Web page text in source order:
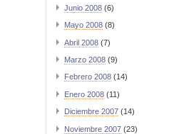
Junio 2008 (6)
Mayo 2008 (8)
Abril 2008 (7)
Marzo 2008 (9)
Febrero 2008 (14)
Enero 2008 (11)
Diciembre 2007 (14)
Noviembre 2007 (23)